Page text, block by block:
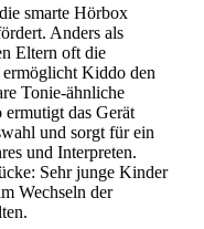
smarte Hörbox
Anders als
Eltern oft die
ermöglicht Kiddo den
Tonie-ähnliche
das Gerät
und sorgt für ein
und Interpreten.
Sehr junge Kinder
Wechseln der